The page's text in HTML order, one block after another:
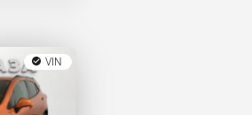
VIN